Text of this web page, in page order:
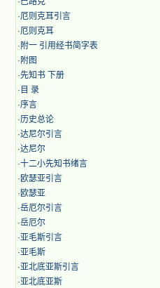
·厄则克耳引言
·厄则克耳
· 附一 引用经书简字表
· 附图
·先知书 下册
· 目 录
·序言
·历史总论
·达尼尔引言
·达尼尔
·十二小先知书绪言
·欧瑟亚引言
·欧瑟亚
·岳厄尔引言
·岳厄尔
·亚毛斯引言
·亚毛斯
·亚北底亚斯引言
·亚北底亚斯